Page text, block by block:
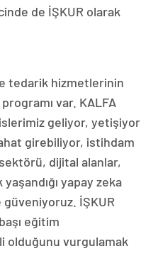
de İŞKUR olarak
tedarik hizmetlerinin
var. KALFA
geliyor, yetişiyor
girebiliyor, istihdam
dijital alanlar,
yapay zeka
İŞKUR
eğitim
olduğunu vurgulamak